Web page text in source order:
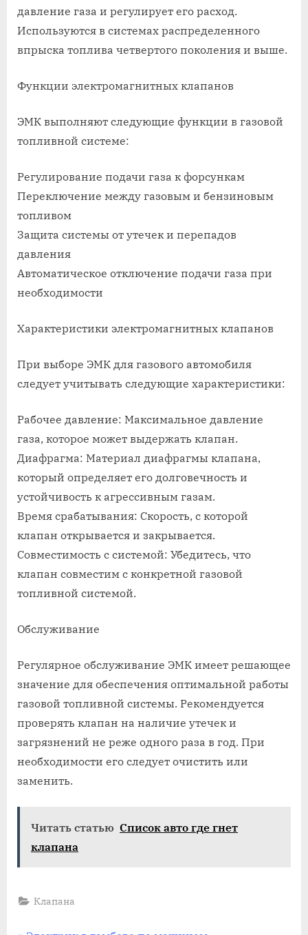
давление газа и регулирует его расход.
Используются в системах распределенного
впрыска топлива четвертого поколения и выше.
Функции электромагнитных клапанов
ЭМК выполняют следующие функции в газовой
топливной системе:
Регулирование подачи газа к форсункам
Переключение между газовым и бензиновым
топливом
Защита системы от утечек и перепадов
давления
Автоматическое отключение подачи газа при
необходимости
Характеристики электромагнитных клапанов
При выборе ЭМК для газового автомобиля
следует учитывать следующие характеристики:
Рабочее давление: Максимальное давление
газа, которое может выдержать клапан.
Диафрагма: Материал диафрагмы клапана,
который определяет его долговечность и
устойчивость к агрессивным газам.
Время срабатывания: Скорость, с которой
клапан открывается и закрывается.
Совместимость с системой: Убедитесь, что
клапан совместим с конкретной газовой
топливной системой.
Обслуживание
Регулярное обслуживание ЭМК имеет решающее
значение для обеспечения оптимальной работы
газовой топливной системы. Рекомендуется
проверять клапан на наличие утечек и
загрязнений не реже одного раза в год. При
необходимости его следует очистить или
заменить.
Читать статью Список авто где гнет
клапана
Клапана